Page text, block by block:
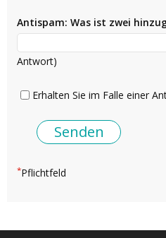
Antispam: Was ist zwei
Antwort)
Erhalten Sie im Falle einer
*Pflichtfeld